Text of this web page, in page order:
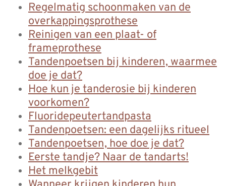
Regelmatig schoonmaken van de
overkappingsprothese
Reinigen van een plaat- of
frameprothese
Tandenpoetsen bij kinderen, waarmee
doe je dat?
Hoe kun je tanderosie bij kinderen
voorkomen?
Fluoridepeutertandpasta
Tandenpoetsen: een dagelijks ritueel
Tandenpoetsen, hoe doe je dat?
Eerste tandje? Naar de tandarts!
Het melkgebit